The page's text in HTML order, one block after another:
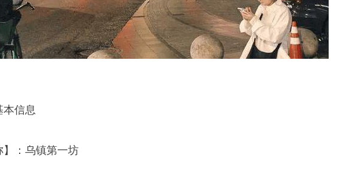
本信息
】：乌镇第一坊